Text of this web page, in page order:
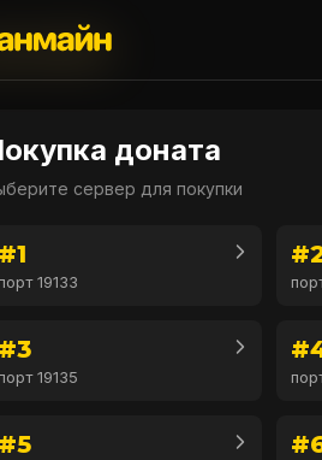
доната
сервер для покупки
19133
19135